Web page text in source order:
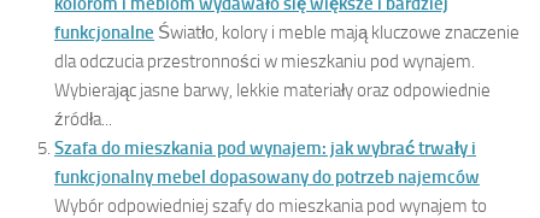
funkcjonalne Światło, kolory i meble mają kluczowe znaczenie
dla odczucia przestronności w mieszkaniu pod wynajem.
Wybierając jasne barwy, lekkie materiały oraz odpowiednie
źródła...
Szafa do mieszkania pod wynajem: jak wybrać trwały i
funkcjonalny mebel dopasowany do potrzeb najemców
Wybór odpowiedniej szafy do mieszkania pod wynajem to